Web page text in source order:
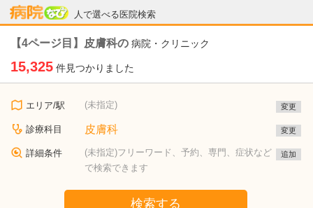
人で選べる医院検索
病院なび
【4ページ目】皮膚科の 病院・クリニック
15,325 件見つかりました
エリア/駅 (未指定) 変更
診療科目 皮膚科 変更
詳細条件
(未指定)フリーワード、予約、専門、症状など
で検索できます
追加
検索する